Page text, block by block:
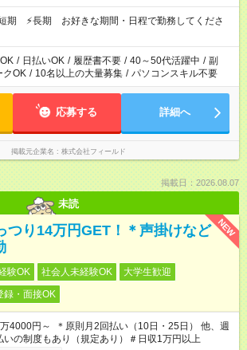
（休憩なし） ・23
（1時間休憩） ・午前0時～6時（休憩なし） ※案件
り変動があります。 ※なるべく希望シフトに合うよ
おります。
期 ⚡長期 お好きな期間・日程で勤務してくださ
/ 日払いOK / 履歴書不要 / 40～50代活躍中 / 副
クOK / 10名以上の大量募集 / パソコンスキル不要
応募する 詳細へ
掲載元企業名 株式会社フィールド
掲載日：2026.08.07
未読
NEW
つり14万円GET！＊声掛けなど
験OK 社会人未経験OK
大学生歓迎
録・面接OK
万4000円～ ＊原則月2回払い（10日・25日） 他、週
いの制度もあり（規定あり）＃日収1万円以上